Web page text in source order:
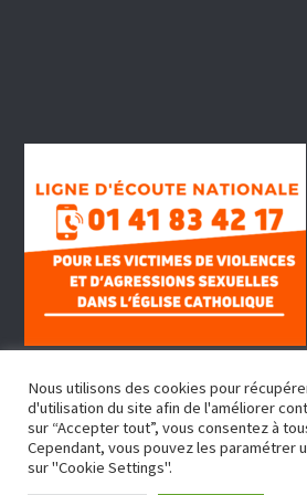
Copyright © 2022, Doyenné
Nous utilisons des cookies pour
d'utilisation du site afin de l'améliorer
sur “Accepter tout”, vous consentez à
Cependant, vous pouvez les paramétrer
sur "Cookie Settings".